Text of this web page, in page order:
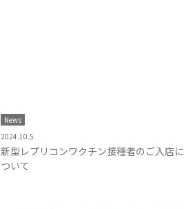
News
2024.10.5
新型レプリコンワクチン接種者のご入店に
ついて